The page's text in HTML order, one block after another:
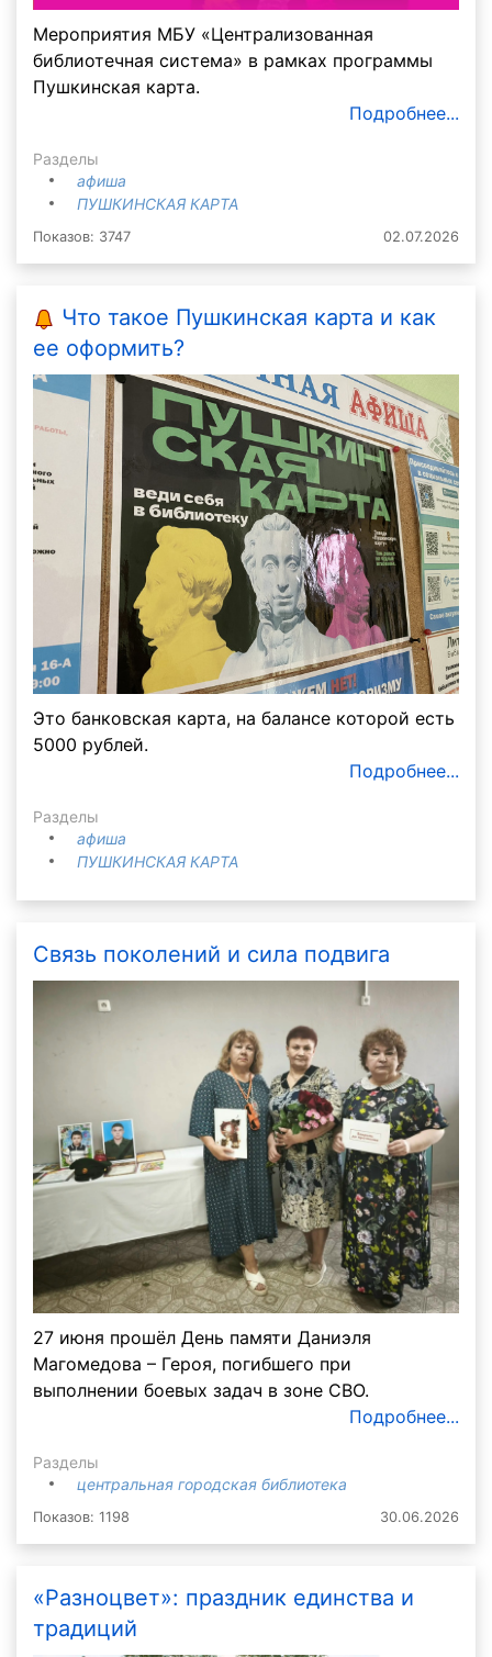
Мероприятия МБУ «Централизованная
библиотечная система» в рамках программы
Пушкинская карта.
Подробнее...
Разделы
афиша
ПУШКИНСКАЯ КАРТА
Показов: 3747 02.07.2026
Что такое Пушкинская карта и как
ее оформить?
Это банковская карта, на балансе которой есть
5000 рублей.
Подробнее...
Разделы
афиша
ПУШКИНСКАЯ КАРТА
Связь поколений и сила подвига
27 июня прошёл День памяти Даниэля
Магомедова – Героя, погибшего при
выполнении боевых задач в зоне СВО.
Подробнее...
Разделы
центральная городская библиотека
Показов: 1198 30.06.2026
«Разноцвет»: праздник единства и
традиций